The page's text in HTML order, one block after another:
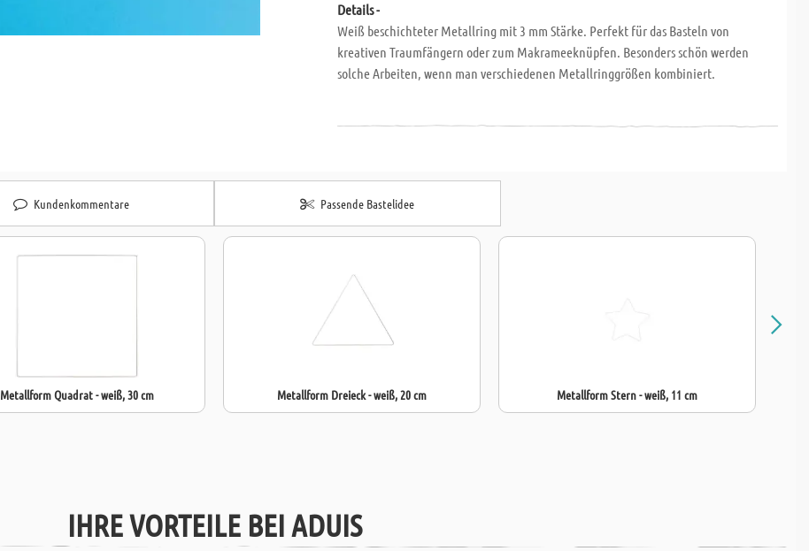
Details -
Weiß beschichteter Metallring mit 3 mm Stärke. Perfekt für das Basteln von
kreativen Traumfängern oder zum Makrameeknüpfen. Besonders schön werden
solche Arbeiten, wenn man verschiedenen Metallringgrößen kombiniert.
Kundenkommentare Passende Bastelidee
Metallform Quadrat - weiß, 30 cm Metallform Dreieck - weiß, 20 cm Metallform Stern - weiß, 11 cm
IHRE VORTEILE BEI ADUIS